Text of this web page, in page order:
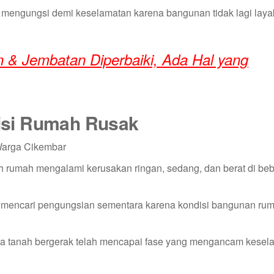
demi keselamatan karena bangunan tidak lagi
& Jembatan Diperbaiki, Ada Hal yang
Rumah Rusak
mengalami kerusakan ringan, sedang, dan berat di
pengungsian sementara karena kondisi bangunan
bergerak telah mencapai fase yang mengancam